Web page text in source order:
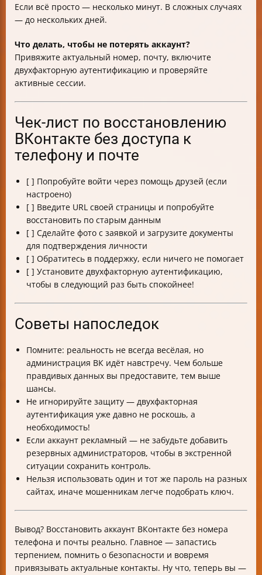
Если всё просто — несколько минут. В сложных случаях
— до нескольких дней.
Что делать, чтобы не потерять аккаунт?
Привяжите актуальный номер, почту, включите
двухфакторную аутентификацию и проверяйте
активные сессии.
Чек-лист по восстановлению
ВКонтакте без доступа к
телефону и почте
[ ] Попробуйте войти через помощь друзей (если
настроено)
[ ] Введите URL своей страницы и попробуйте
восстановить по старым данным
[ ] Сделайте фото с заявкой и загрузите документы
для подтверждения личности
[ ] Обратитесь в поддержку, если ничего не помогает
[ ] Установите двухфакторную аутентификацию,
чтобы в следующий раз быть спокойнее!
Советы напоследок
Помните: реальность не всегда весёлая, но
администрация ВК идёт навстречу. Чем больше
правдивых данных вы предоставите, тем выше
шансы.
Не игнорируйте защиту — двухфакторная
аутентификация уже давно не роскошь, а
необходимость!
Если аккаунт рекламный — не забудьте добавить
резервных администраторов, чтобы в экстренной
ситуации сохранить контроль.
Нельзя использовать один и тот же пароль на разных
сайтах, иначе мошенникам легче подобрать ключ.
Вывод? Восстановить аккаунт ВКонтакте без номера
телефона и почты реально. Главное — запастись
терпением, помнить о безопасности и вовремя
привязывать актуальные контакты. Ну что, теперь вы —